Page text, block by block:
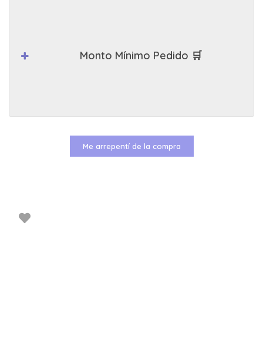
Monto Mínimo Pedido 🛒
Me arrepentí de la compra